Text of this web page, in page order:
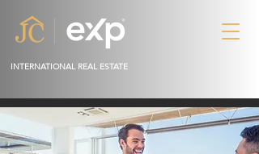
INTERNATIONAL REAL ESTATE